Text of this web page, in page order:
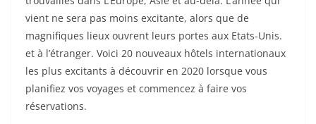
vient ne sera pas moins excitante, alors que de
magnifiques lieux ouvrent leurs portes aux Etats-Unis.
et à l’étranger. Voici 20 nouveaux hôtels internationaux
les plus excitants à découvrir en 2020 lorsque vous
planifiez vos voyages et commencez à faire vos
réservations.